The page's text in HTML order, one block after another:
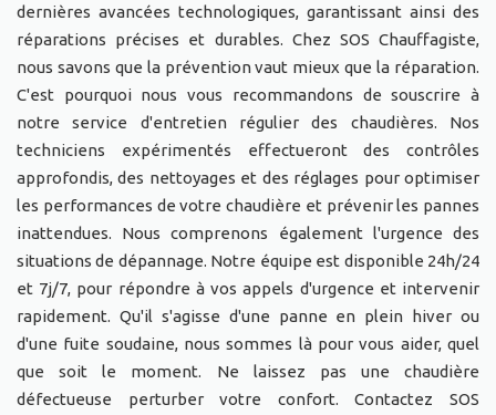
dernières avancées technologiques, garantissant ainsi des
réparations précises et durables. Chez SOS Chauffagiste,
nous savons que la prévention vaut mieux que la réparation.
C'est pourquoi nous vous recommandons de souscrire à
notre service d'entretien régulier des chaudières. Nos
techniciens expérimentés effectueront des contrôles
approfondis, des nettoyages et des réglages pour optimiser
les performances de votre chaudière et prévenir les pannes
inattendues. Nous comprenons également l'urgence des
situations de dépannage. Notre équipe est disponible 24h/24
et 7j/7, pour répondre à vos appels d'urgence et intervenir
rapidement. Qu'il s'agisse d'une panne en plein hiver ou
d'une fuite soudaine, nous sommes là pour vous aider, quel
que soit le moment. Ne laissez pas une chaudière
défectueuse perturber votre confort. Contactez SOS